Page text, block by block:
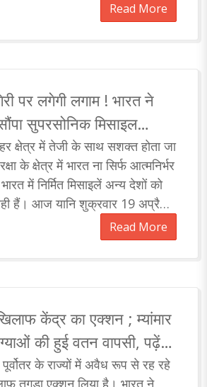
Read More
पर लगेगी लगाम ! भारत ने
सुपरसोनिक मिसाइल
क्षेत्र में तेजी के साथ सशक्त होता जा
के क्षेत्र में भारत ना सिर्फ आत्मनिर्भर
में निर्मित मिसाइलें अन्य देशों को
हैं। आज यानि शुक्रवार 19 अप्रैल
Read More
केंद्र का एक्शन ; म्यांमार
की हुई वतन वापसी, पढ़ें
के राज्यों में अवैध रूप से रह रहे
तगड़ा एक्शन लिया है। भारत ने